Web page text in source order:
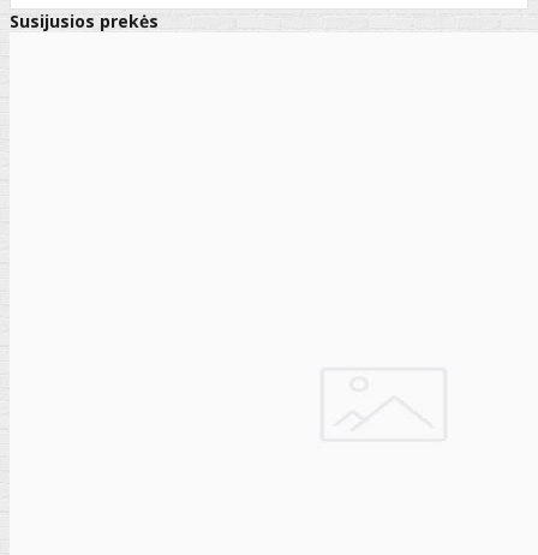
Susijusios prekės